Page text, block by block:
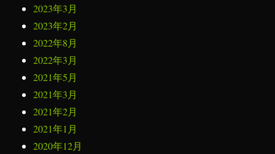
2023年3月
2023年2月
2022年8月
2022年3月
2021年5月
2021年3月
2021年2月
2021年1月
2020年12月